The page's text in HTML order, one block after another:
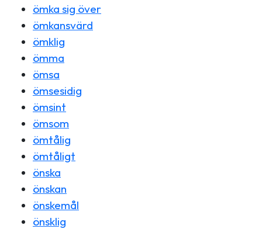
ömka sig över
ömkansvärd
ömklig
ömma
ömsa
ömsesidig
ömsint
ömsom
ömtålig
ömtåligt
önska
önskan
önskemål
önsklig